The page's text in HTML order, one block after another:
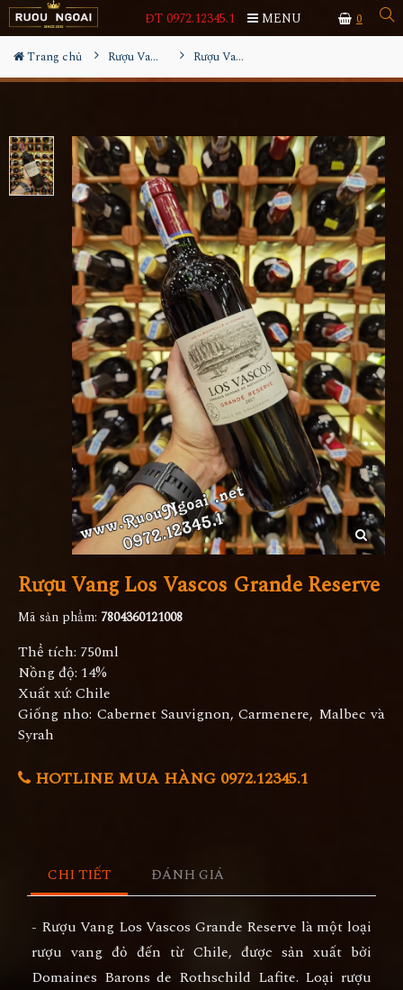
0
ĐT 0972.12345.1 MENU
Trang chủ Rượu Vang Rượu Vang Los Vascos Grande Reserve
Rượu Vang Los Vascos Grande Reserve
Mã sản phẩm: 7804360121008
Thể tích: 750ml
Nồng độ: 14%
Xuất xứ: Chile
Giống nho: Cabernet Sauvignon, Carmenere, Malbec và
Syrah
HOTLINE MUA HÀNG 0972.12345.1
CHI TIẾT ĐÁNH GIÁ
- Rượu Vang Los Vascos Grande Reserve là một loại
rượu vang đỏ đến từ Chile, được sản xuất bởi
Domaines Barons de Rothschild Lafite. Loại rượu